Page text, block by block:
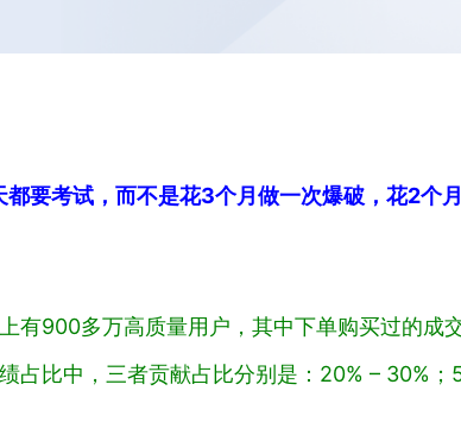
都要考试，而不是花3个月做一次爆破，花2个
有900多万高质量用户，其中下单购买过的
占比中，三者贡献占比分别是：20% – 30%；